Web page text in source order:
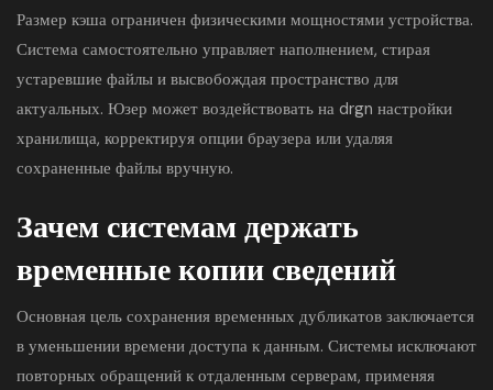
Размер кэша ограничен физическими мощностями устройства.
Система самостоятельно управляет наполнением, стирая
устаревшие файлы и высвобождая пространство для
актуальных. Юзер может воздействовать на drgn настройки
хранилища, корректируя опции браузера или удаляя
сохраненные файлы вручную.
Зачем системам держать
временные копии сведений
Основная цель сохранения временных дубликатов заключается
в уменьшении времени доступа к данным. Системы исключают
повторных обращений к отдаленным серверам, применяя